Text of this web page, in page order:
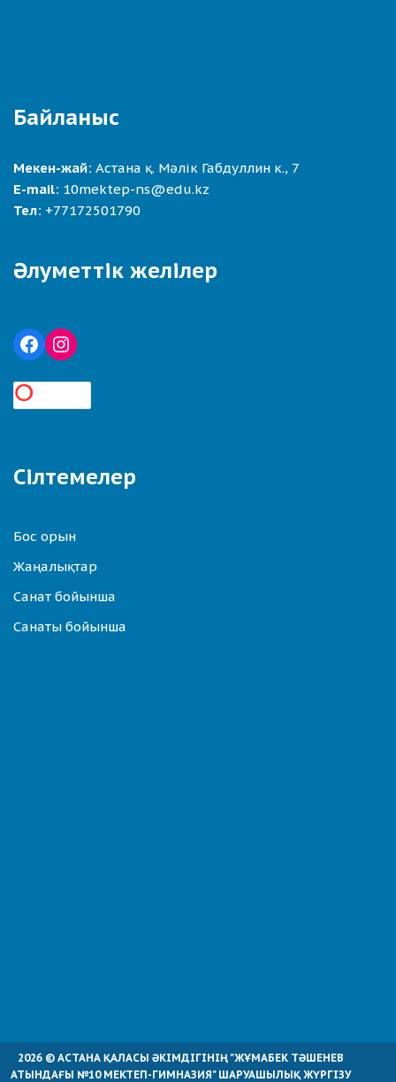
Байланыс
Мекен-жай: Астана қ. Мәлік Габдуллин к., 7
E-mail: 10mektep-ns@edu.kz
Тел: +77172501790
Әлуметтік желілер
Сілтемелер
Бос орын
Жаңалықтар
Санат бойынша
Санаты бойынша
2026 © АСТАНА ҚАЛАСЫ ӘКІМДІГІНІҢ "ЖҰМАБЕК ТӘШЕНЕВ
АТЫНДАҒЫ №10 МЕКТЕП-ГИМНАЗИЯ" ШАРУАШЫЛЫҚ ЖҮРГІЗУ